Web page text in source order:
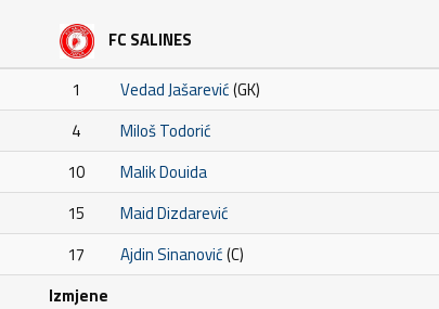
FC SALINES
1 Vedad Jašarević(GK)
4
Miloš Todorić
10
Malik Douida
15
Maid Dizdarević
17
Ajdin Sinanović(C)
Izmjene